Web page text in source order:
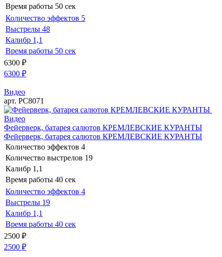
Время работы 50 сек
Количество эффектов 5
Выстрелы 48
Калибр 1,1
Время работы 50 сек
6300 ₽
6300 ₽
Видео
арт. РС8071
Видео
Фейерверк, батарея салютов КРЕМЛЕВСКИЕ КУРАНТЫ
Фейерверк, батарея салютов КРЕМЛЕВСКИЕ КУРАНТЫ
Количество эффектов 4
Количество выстрелов 19
Калибр 1,1
Время работы 40 сек
Количество эффектов 4
Выстрелы 19
Калибр 1,1
Время работы 40 сек
2500 ₽
2500 ₽